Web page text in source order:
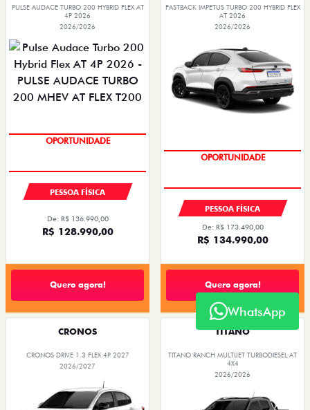
PULSE AUDACE TURBO 200 HYBRID FLEX AT
4P 2026
2026/2026
OPORTUNIDADE
PESSOA FÍSICA
De: R$ 136.990,00
R$ 128.990,00
Quero agora!
FASTBACK IMPETUS TURBO 200 HYBRID FLEX
AT 2026
2026/2026
OPORTUNIDADE
PESSOA FÍSICA
De: R$ 173.490,00
R$ 134.990,00
Quero agora!
CRONOS
CRONOS DRIVE 1.3 FLEX 4P 2027
2026/2027
TITANO
TITANO RANCH MULTIJET TURBODIESEL AT
4X4
2026/2026
WhatsApp